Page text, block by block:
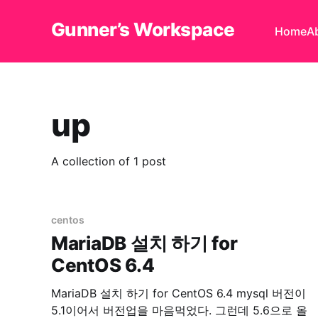
Gunner’s Workspace Home
up
A collection of 1 post
centos
MariaDB 설치 하기 for
CentOS 6.4
MariaDB 설치 하기 for CentOS 6.4 mysql 버전이
5.1이어서 버전업을 마음먹었다. 그런데 5.6으로 올